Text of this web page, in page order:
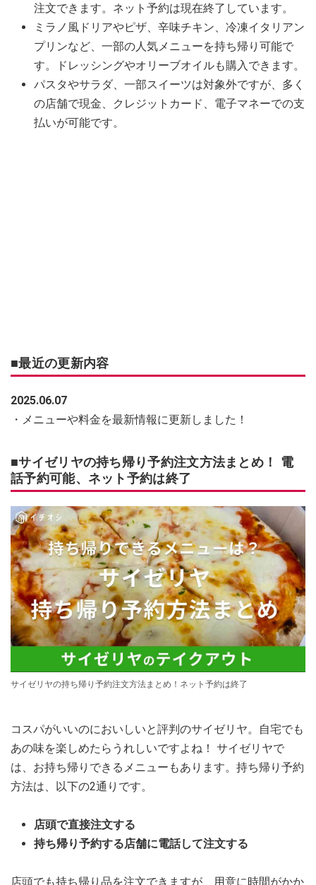
注文できます。ネット予約は現在終了しています。
ミラノ風ドリアやピザ、辛味チキン、冷凍イタリアン
プリンなど、一部の人気メニューを持ち帰り可能で
す。ドレッシングやオリーブオイルも購入できます。
パスタやサラダ、一部スイーツは対象外ですが、多く
の店舗で現金、クレジットカード、電子マネーでの支
払いが可能です。
■最近の更新内容
2025.06.07
・メニューや料金を最新情報に更新しました！
■サイゼリヤの持ち帰り予約注文方法まとめ！ 電
話予約可能、ネット予約は終了
サイゼリヤの持ち帰り予約注文方法まとめ！ネット予約は終了
コスパがいいのにおいしいと評判のサイゼリヤ。自宅でも
あの味を楽しめたらうれしいですよね！ サイゼリヤで
は、お持ち帰りできるメニューもあります。持ち帰り予約
方法は、以下の2通りです。
店頭で直接注文する
持ち帰り予約する店舗に電話して注文する
店頭でも持ち帰り品を注文できますが、用意に時間がかか